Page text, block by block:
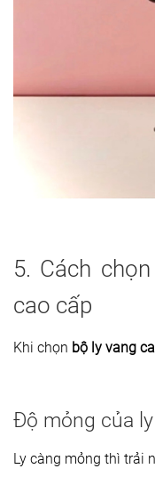
5. Cách
cao cấp
Khi chọn bộ ly vang
Độ mỏng của ly
Ly càng mỏng thì trải